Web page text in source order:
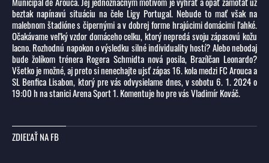
beztak napínavú situáciu na čele Ligy Portugal. Nebude to mať však na
malebnom štadióne s čipernými a v dobrej forme hrajúcimi domácimi ľahké.
Očakávame veľký vzdor domáceho celku, ktorý nepredá svoju zápasovú kožu
lacno. Rozhodnú napokon o výsledku silné individuality hostí? Alebo nebodaj
bude žolíkom trénera Rogera Schmidta nová posila, Brazílčan Leonardo?
Všetko je možné, aj preto si nenechajte ujsť zápas 16. kola medzi FC Arouca a
SL Benfica Lisabon, ktorý pre vás odvysielame dnes, v sobotu 6. 1. 2024 o
19:00 h na stanici Arena Sport 1. Komentuje ho pre vás Vladimír Kováč.
ZDIEĽAŤ NA FB